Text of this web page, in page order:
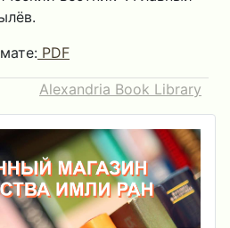
PDF
Alexandria Book Library